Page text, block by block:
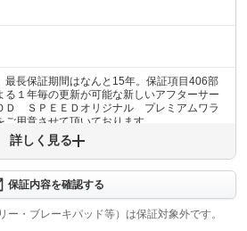
最長保証期間はなんと15年。保証項目406部
る１年毎の更新が可能な新しいアフターサー
Ｄ ＳＰＥＥＤオリジナル プレミアムワラ
ご用意させて頂いております。
詳しく見る
保証内容を確認する
・ブレーキパッド等）は保証対象外です。